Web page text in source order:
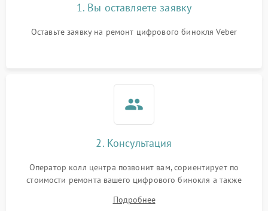
1. Вы оставляете заявку
Оставьте заявку на ремонт цифрового бинокля Veber
2. Консультация
Оператор колл центра позвонит вам, сориентирует по
стоимости ремонта вашего цифрового бинокля а также
Подробнее